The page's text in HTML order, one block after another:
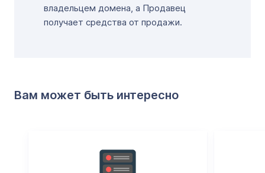
владельцем домена, а Продавец
получает средства от продажи.
Вам может быть интересно